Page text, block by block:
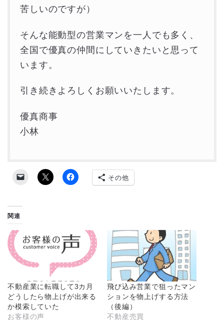
苦しいのですが）
そんな能動型の営業マンを一人でも多く、
全国で優真の仲間にしていきたいと思って
います。
引き続きよろしくお願いいたします。
優真商事
小林
その他
関連
不動産業に転職して3カ月
どうしたら物上げが出来る
か模索していた
お客様の声
飛び込み営業で狙ったマン
ションを物上げする方法
（後編）
不動産売買